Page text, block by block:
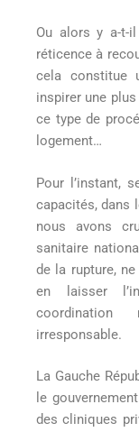
Ou alors y a-t-
réticence à
cela constitue
inspirer une
ce type de
logement…
Pour l’instant,
capacités, dans
nous avons
sanitaire
de la rupture,
en laisser
irresponsable.
La Gauche
le
des cliniques